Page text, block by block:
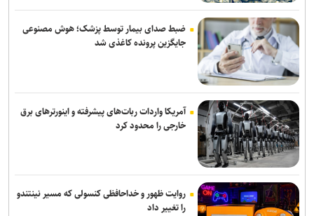
ضبط صدای بیمار توسط پزشک؛ هوش مصنوعی
جایگزین پرونده کاغذی شد
آمریکا واردات ربات‌های پیشرفته و اینورترهای برق
خارجی را محدود کرد
روایت ظهور و خداحافظی کنسولی که مسیر نینتندو
را تغییر داد